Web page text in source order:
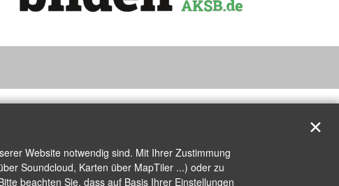
Website notwendig sind. Mit Ihrer Zustimmung
Soundcloud, Karten über MapTiler ...) oder zu
beachten Sie, dass auf Basis Ihrer Einstellungen
✕